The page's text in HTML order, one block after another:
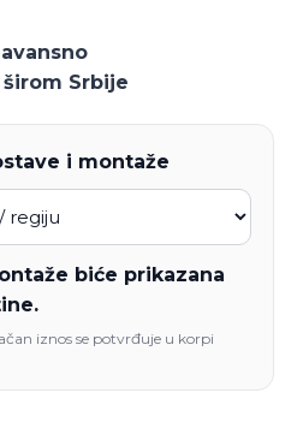
Srbije
i montaže
biće prikazana
iznos se potvrđuje u korpi